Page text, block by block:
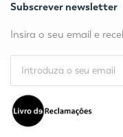
Subscrever newsletter
Insira o seu email e